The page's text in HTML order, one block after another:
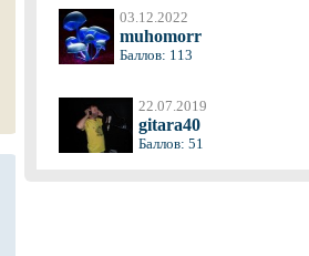
03.12.2022
muhomorr
Баллов: 113
22.07.2019
gitara40
Баллов: 51